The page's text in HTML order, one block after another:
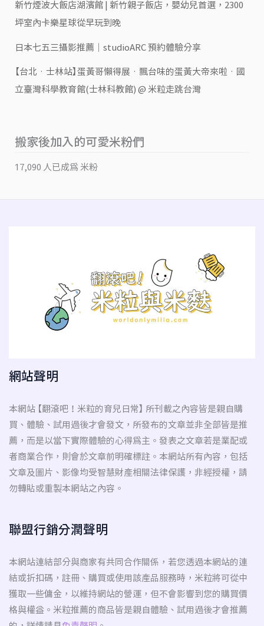
新竹煙波大飯店湖濱館 | 新竹親子飯店，嬰幼兒首選，2300
坪室內卡樂星球從早玩到晚
日本七五三攝影推薦｜studioARC 預約體驗分享
【台北‧士林站】蛋黃哥懶得展‧飄台味的蛋黃大帝來啦‧國
立臺灣科學教育館(士林科教館) @ 米粒走跳台灣
搬家後加入的可愛米粉們
17,090 人已成為 米粉
網站聲明
本網站 【翻滾吧！米粒的育兒日常】 所刊載之內容皆是親自購
買、體驗、試用過後才會發文，所發布的文章並非全部皆是推
薦，而是以當下實際體驗的心得為主。發表之文章若是業配或
者商業合作，則會於文章前明確標註。本網站所有內容，包括
文章及圖片、影像均受智慧財產相關法律保護，非經授權，請
勿轉貼或重製本網站之內容。
聯盟行銷分潤聲明
本網站連結部分與商家有共同合作關係，若您透過本網站的連
結或折扣碼，註冊、購買或使用該產品服務時，米粒將可從中
獲取一些傭金，以維持網站的營運，但不會影響到您的購買價
格與權益。米粒推薦的商品皆是親自體驗、試用過後才會推薦